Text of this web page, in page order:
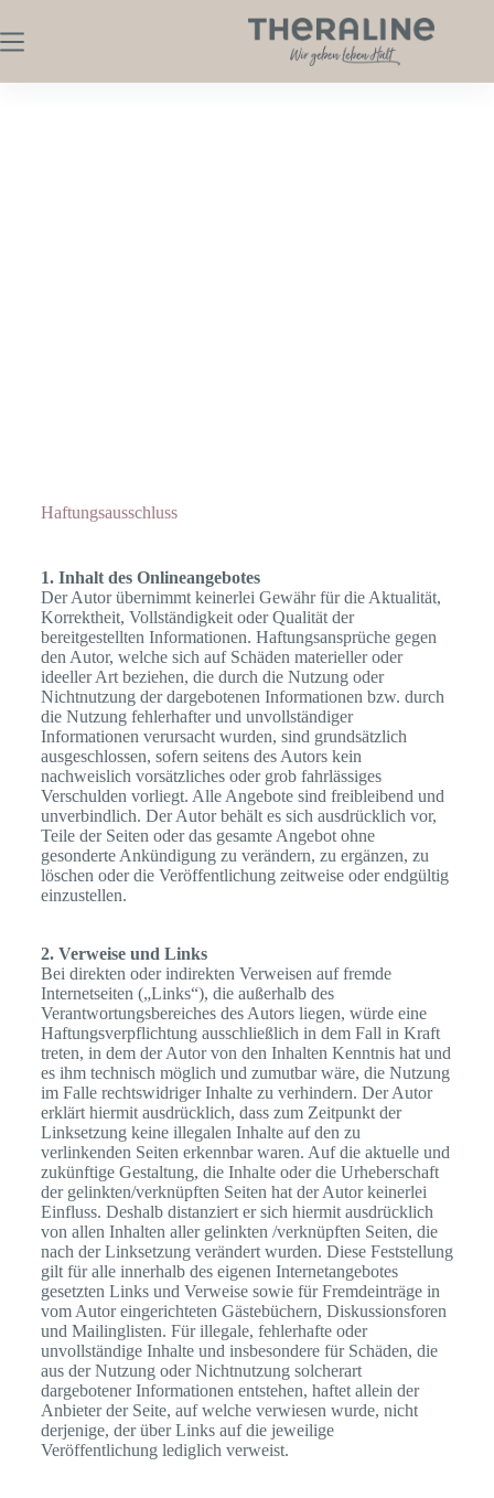
Haftungsausschluss
1. Inhalt des Onlineangebotes
Der Autor übernimmt keinerlei Gewähr für die Aktualität,
Korrektheit, Vollständigkeit oder Qualität der
bereitgestellten Informationen. Haftungsansprüche gegen
den Autor, welche sich auf Schäden materieller oder
ideeller Art beziehen, die durch die Nutzung oder
Nichtnutzung der dargebotenen Informationen bzw. durch
die Nutzung fehlerhafter und unvollständiger
Informationen verursacht wurden, sind grundsätzlich
ausgeschlossen, sofern seitens des Autors kein
nachweislich vorsätzliches oder grob fahrlässiges
Verschulden vorliegt. Alle Angebote sind freibleibend und
unverbindlich. Der Autor behält es sich ausdrücklich vor,
Teile der Seiten oder das gesamte Angebot ohne
gesonderte Ankündigung zu verändern, zu ergänzen, zu
löschen oder die Veröffentlichung zeitweise oder endgültig
einzustellen.
2. Verweise und Links
Bei direkten oder indirekten Verweisen auf fremde
Internetseiten („Links“), die außerhalb des
Verantwortungsbereiches des Autors liegen, würde eine
Haftungsverpflichtung ausschließlich in dem Fall in Kraft
treten, in dem der Autor von den Inhalten Kenntnis hat und
es ihm technisch möglich und zumutbar wäre, die Nutzung
im Falle rechtswidriger Inhalte zu verhindern. Der Autor
erklärt hiermit ausdrücklich, dass zum Zeitpunkt der
Linksetzung keine illegalen Inhalte auf den zu
verlinkenden Seiten erkennbar waren. Auf die aktuelle und
zukünftige Gestaltung, die Inhalte oder die Urheberschaft
der gelinkten/verknüpften Seiten hat der Autor keinerlei
Einfluss. Deshalb distanziert er sich hiermit ausdrücklich
von allen Inhalten aller gelinkten /verknüpften Seiten, die
nach der Linksetzung verändert wurden. Diese Feststellung
gilt für alle innerhalb des eigenen Internetangebotes
gesetzten Links und Verweise sowie für Fremdeinträge in
vom Autor eingerichteten Gästebüchern, Diskussionsforen
und Mailinglisten. Für illegale, fehlerhafte oder
unvollständige Inhalte und insbesondere für Schäden, die
aus der Nutzung oder Nichtnutzung solcherart
dargebotener Informationen entstehen, haftet allein der
Anbieter der Seite, auf welche verwiesen wurde, nicht
derjenige, der über Links auf die jeweilige
Veröffentlichung lediglich verweist.